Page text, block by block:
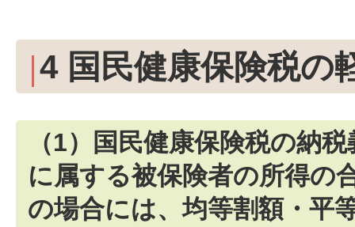
4 国民健康保険税の
（1）国民健康保険税の納
に属する被保険者の所得の
の場合には、均等割額・平